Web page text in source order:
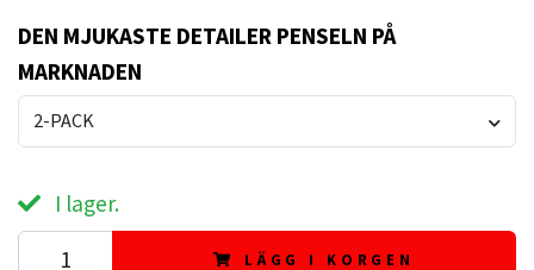
DEN MJUKASTE DETAILER PENSELN PÅ
MARKNADEN
2-PACK
I lager.
LÄGG I KORGEN